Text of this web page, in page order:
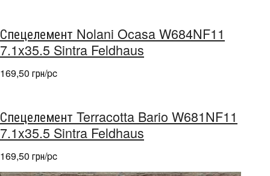
Спецелемент Nolani Ocasa W684NF11
7.1x35.5 Sintra Feldhaus
169,50 грн/pc
Спецелемент Terracotta Bario W681NF11
7.1x35.5 Sintra Feldhaus
169,50 грн/pc